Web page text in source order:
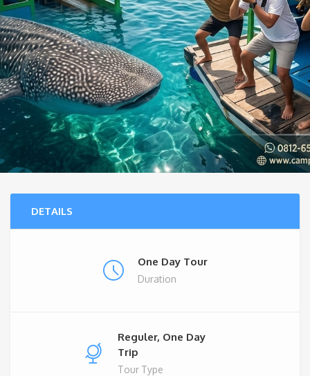
DETAILS
One Day Tour
Duration
Reguler, One Day
Trip
Tour Type